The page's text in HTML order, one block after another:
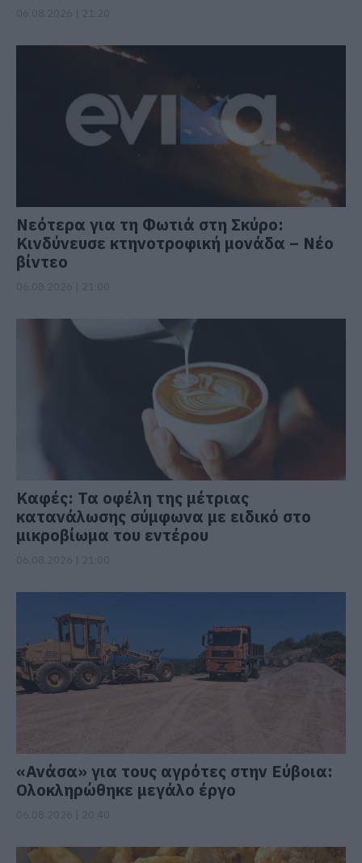
Νεότερα για τη Φωτιά στη Σκύρο:
Κινδύνευσε κτηνοτροφική μονάδα – Νέο
βίντεο
Καφές: Τα οφέλη της μέτριας
κατανάλωσης σύμφωνα με ειδικό στο
μικροβίωμα του εντέρου
«Ανάσα» για τους αγρότες στην Εύβοια:
Ολοκληρώθηκε μεγάλο έργο